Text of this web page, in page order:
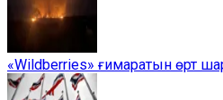
«Wildberries» ғимаратын өрт